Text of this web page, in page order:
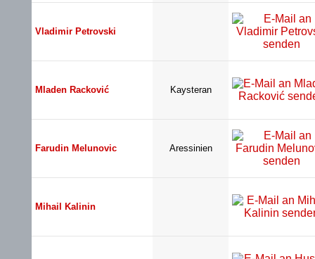
Vladimir Petrovski
Mladen Racković Kaysteran
Farudin Melunovic Aressinien
Mihail Kalinin